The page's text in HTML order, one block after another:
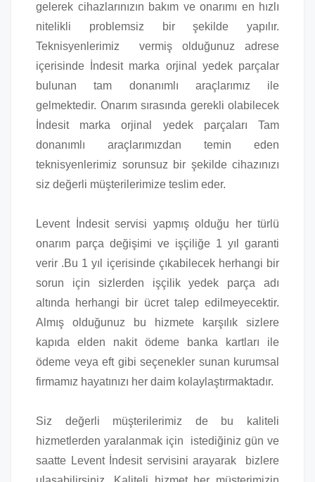
gelerek cihazlarınızın bakım ve onarımı en hızlı
nitelikli problemsiz bir şekilde yapılır.
Teknisyenlerimiz vermiş olduğunuz adrese
içerisinde İndesit marka orjinal yedek parçalar
bulunan tam donanımlı araçlarımız ile
gelmektedir. Onarım sırasında gerekli olabilecek
İndesit marka orjinal yedek parçaları Tam
donanımlı araçlarımızdan temin eden
teknisyenlerimiz sorunsuz bir şekilde cihazınızı
siz değerli müşterilerimize teslim eder.
Levent İndesit servisi yapmış olduğu her türlü
onarım parça değişimi ve işçiliğe 1 yıl garanti
verir .Bu 1 yıl içerisinde çıkabilecek herhangi bir
sorun için sizlerden işçilik yedek parça adı
altında herhangi bir ücret talep edilmeyecektir.
Almış olduğunuz bu hizmete karşılık sizlere
kapıda elden nakit ödeme banka kartları ile
ödeme veya eft gibi seçenekler sunan kurumsal
firmamız hayatınızı her daim kolaylaştırmaktadır.
Siz değerli müşterilerimiz de bu kaliteli
hizmetlerden yaralanmak için istediğiniz gün ve
saatte Levent İndesit servisini arayarak bizlere